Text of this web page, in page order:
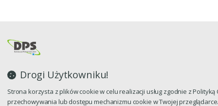
Drogi Użytkowniku!
Strona korzysta z plików cookie w celu realizacji usług zgodnie z
przechowywania lub dostępu mechanizmu cookie w Twojej